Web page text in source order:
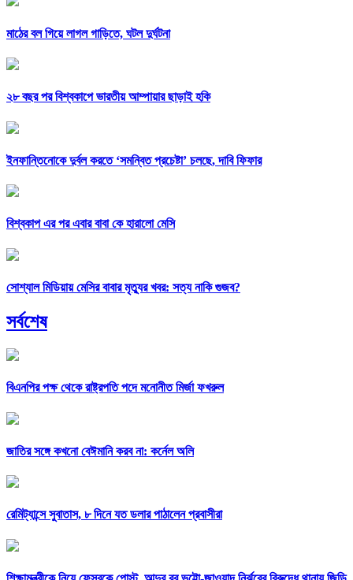
মাঠের বল গিয়ে লাগল গাড়িতে, ঘটল দুর্ঘটনা
২৮ বছর পর বিশ্বকাপে ভারতীয় আম্পায়ার ছাড়াই হকি
ইনফান্তিনোকে দুর্বল করতে ‘সমন্বিত প্রচেষ্টা’ চলছে, দাবি ফিফার
বিশ্বকাপ এর পর এবার বাবা কে হারালো মেসি
সোশ্যাল মিডিয়ায় মেসির বাবার মৃত্যুর খবর: সত্য নাকি গুজব?
সর্বশেষ
বিএনপির পক্ষ থেকে রাষ্ট্রপতি পদে মনোনীত মির্জা ফখরুল
জাতির সঙ্গে কখনো বেঈমানি করব না: কর্নেল অলি
রেমিট্যান্সে সুবাতাস, ৮ দিনে যত ডলার পাঠালেন প্রবাসীরা